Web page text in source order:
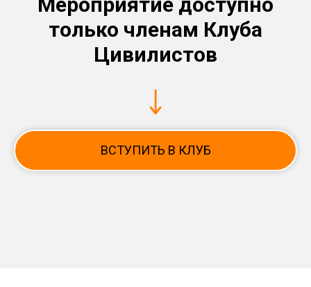
только членам Клуба
Цивилистов
ВСТУПИТЬ В КЛУБ